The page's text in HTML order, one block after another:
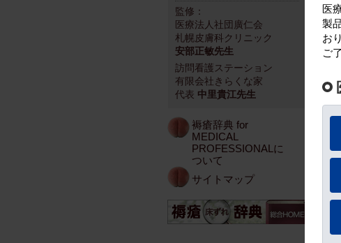
監修：
医療法人社団廣仁会
札幌皮膚科クリニック
安部正敏先生
訪問看護ステーション
有限会社きらくな家
代表 中里貴江先生
褥瘡辞典 for
MEDICAL
PROFESSIONALに
ついて
サイトマップ